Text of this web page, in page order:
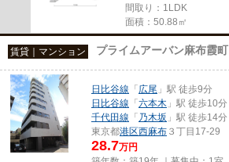
間取り：1LDK
面積：50.88㎡
賃貸｜マンション プライムアーバン麻布霞町
日比谷線 「広尾 」駅 徒歩9分
日比谷線 「六本木 」駅 徒歩10分
千代田線 「 乃木坂 」駅 徒歩14分
東京都港区西麻布 ３丁目17-29
28.7万円